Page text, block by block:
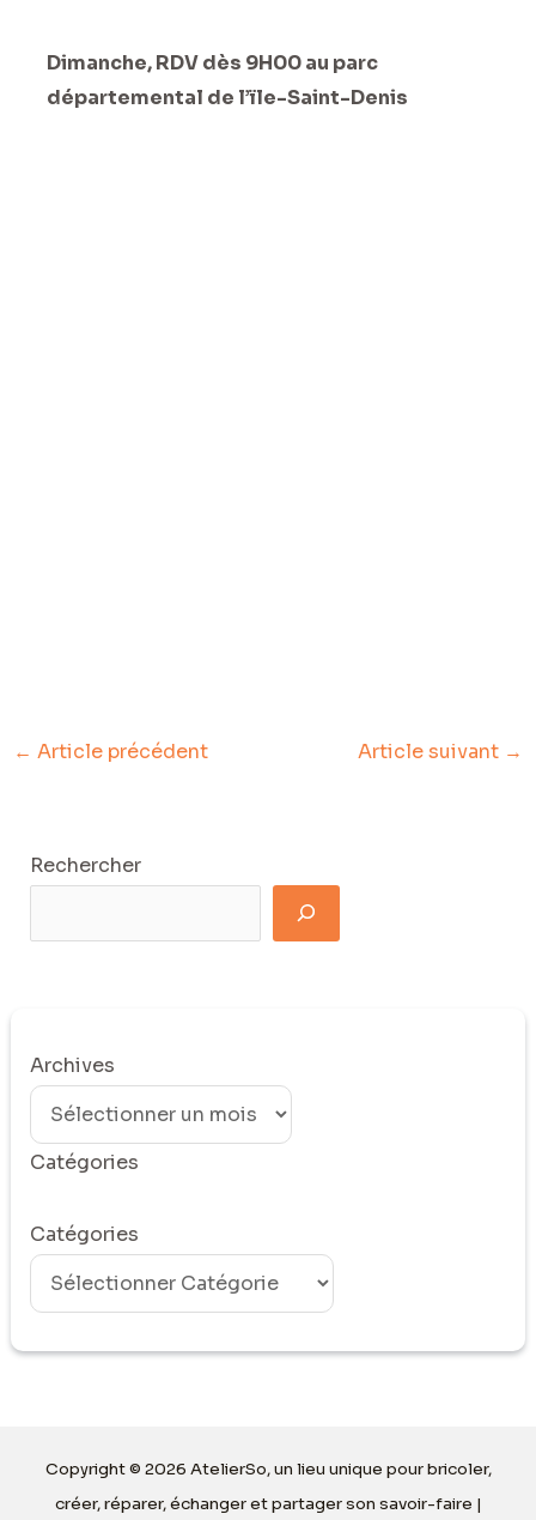
Dimanche, RDV dès 9H00 au parc
départemental de l’ïle-Saint-Denis
← Article précédent Article suivant →
Rechercher
Archives
Catégories
Catégories
Copyright © 2026 AtelierSo, un lieu unique pour bricoler,
créer, réparer, échanger et partager son savoir-faire |